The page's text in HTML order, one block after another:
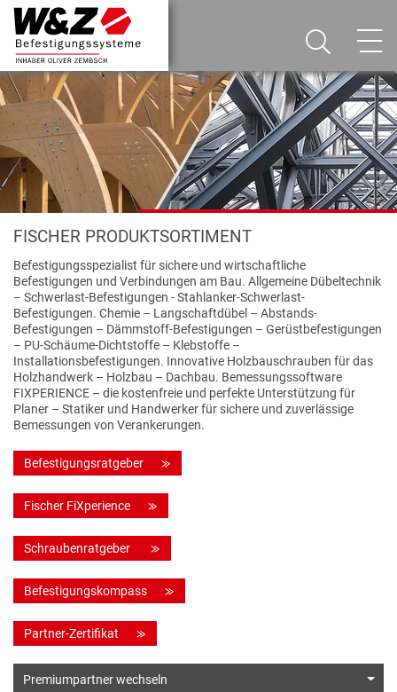
FISCHER PRODUKTSORTIMENT
Befestigungsspezialist für sichere und wirtschaftliche
Befestigungen und Verbindungen am Bau. Allgemeine Dübeltechnik
– Schwerlast-Befestigungen - Stahlanker-Schwerlast-
Befestigungen. Chemie – Langschaftdübel – Abstands-
Befestigungen – Dämmstoff-Befestigungen – Gerüstbefestigungen
– PU-Schäume-Dichtstoffe – Klebstoffe –
Installationsbefestigungen. Innovative Holzbauschrauben für das
Holzhandwerk – Holzbau – Dachbau. Bemessungssoftware
FIXPERIENCE – die kostenfreie und perfekte Unterstützung für
Planer – Statiker und Handwerker für sichere und zuverlässige
Bemessungen von Verankerungen.
Befestigungsratgeber
Fischer FiXperience
Schraubenratgeber
Befestigungskompass
Partner-Zertifikat
Premiumpartner wechseln